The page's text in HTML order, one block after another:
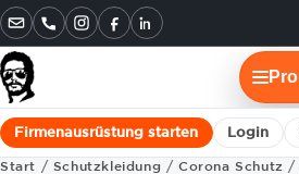
Instagram
FacebookLinkedIn
Firmenausrüstung starten Login
Start / Schutzkleidung /Corona Schutz /